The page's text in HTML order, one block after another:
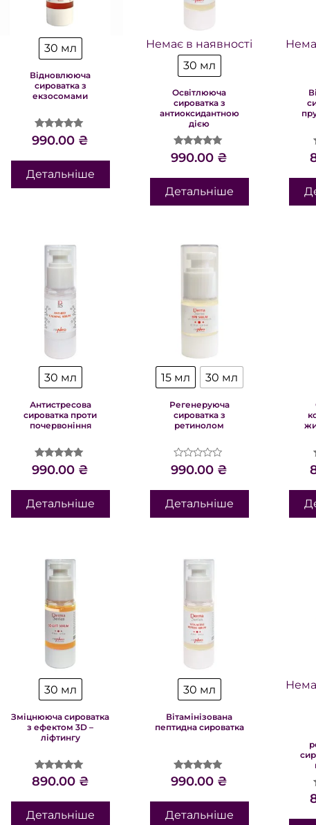
30 мл
Відновлююча
сироватка з
екзосомами
Оцінено в
5.00
990.00 ₴
Детальніше
Немає в наявності
30 мл
Освітлююча
сироватка з
антиоксидантною
дією
Оцінено в
5.00
990.00 ₴
Детальніше
30 мл
Антистресова
сироватка проти
почервоніння
Оцінено в
5.00
990.00 ₴
Детальніше
15 мл 30 мл
Регенеруюча
сироватка з
ретинолом
Оцінено
в
з
5
990.00 ₴
Детальніше
30 мл
Зміцнююча сироватка
з ефектом 3D –
ліфтингу
Оцінено в
5.00
890.00 ₴
Детальніше
30 мл
Вітамінізована
пептидна сироватка
Оцінено в
4.86
990.00 ₴
Детальніше